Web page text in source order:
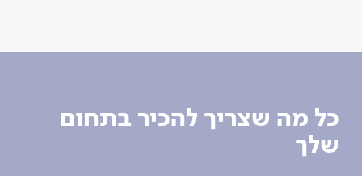
כל מה שצריך להכיר בתחום
שלך